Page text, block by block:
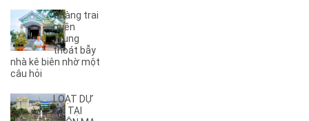
A8(3)
A9(2)
Ama Jhao(27)
Ama Khê (44)
Ama Pui
Ami Đoan(2)
Chàng trai
miền
Trung
thoát bẫy
nhà kê biên nhờ một
câu hỏi
LOẠT DỰ
ÁN TẠI